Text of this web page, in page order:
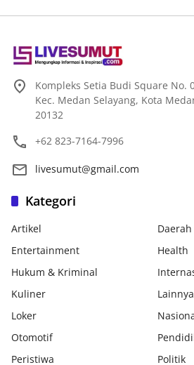
Kompleks Setia Budi Square No.
Kec. Medan Selayang, Kota
20132
+62 823-7164-7996
livesumut@gmail.com
Kategori
Artikel
Daerah
Entertainment
Health
Hukum & Kriminal
Kuliner
Lainnya
Loker
Otomotif
Peristiwa
Politik